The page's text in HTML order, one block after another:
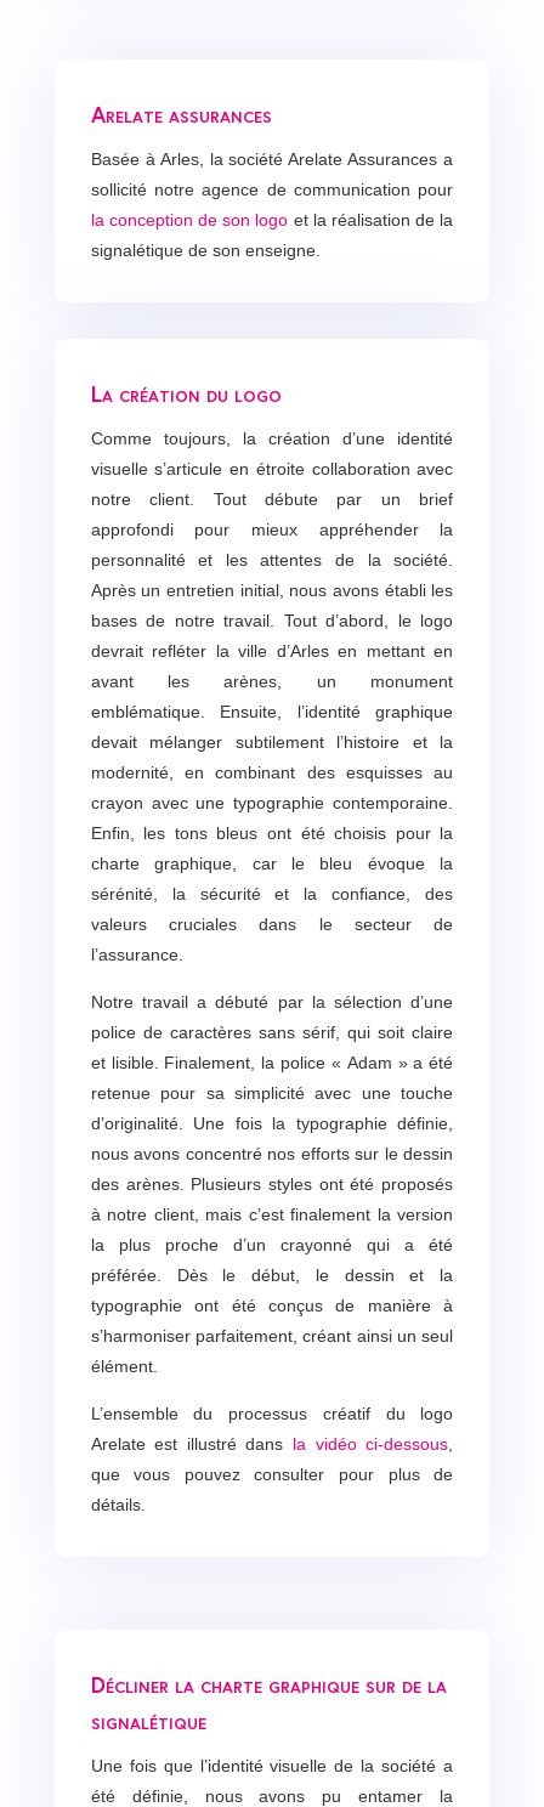
Arelate assurances
Basée à Arles, la société Arelate Assurances a
sollicité notre agence de communication pour
la conception de son logo et la réalisation de la
signalétique de son enseigne.
La création du logo
Comme toujours, la création d’une identité
visuelle s’articule en étroite collaboration avec
notre client. Tout débute par un brief
approfondi pour mieux appréhender la
personnalité et les attentes de la société.
Après un entretien initial, nous avons établi les
bases de notre travail. Tout d’abord, le logo
devrait refléter la ville d’Arles en mettant en
avant les arènes, un monument
emblématique. Ensuite, l’identité graphique
devait mélanger subtilement l’histoire et la
modernité, en combinant des esquisses au
crayon avec une typographie contemporaine.
Enfin, les tons bleus ont été choisis pour la
charte graphique, car le bleu évoque la
sérénité, la sécurité et la confiance, des
valeurs cruciales dans le secteur de
l’assurance.
Notre travail a débuté par la sélection d’une
police de caractères sans sérif, qui soit claire
et lisible. Finalement, la police « Adam » a été
retenue pour sa simplicité avec une touche
d’originalité. Une fois la typographie définie,
nous avons concentré nos efforts sur le dessin
des arènes. Plusieurs styles ont été proposés
à notre client, mais c’est finalement la version
la plus proche d’un crayonné qui a été
préférée. Dès le début, le dessin et la
typographie ont été conçus de manière à
s’harmoniser parfaitement, créant ainsi un seul
élément.
L’ensemble du processus créatif du logo
Arelate est illustré dans la vidéo ci-dessous
que vous pouvez consulter pour plus de
détails.
Décliner la charte graphique sur de la
signalétique
Une fois que l’identité visuelle de la société a
été définie, nous avons pu entamer la